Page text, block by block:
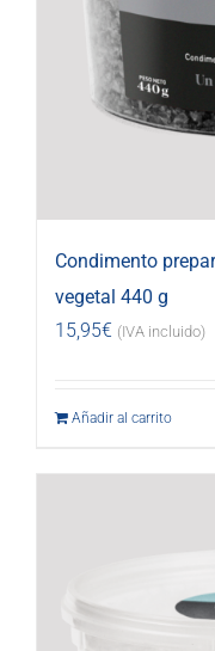
Condimento
vegetal 440 g
15,95€ (IVA incluido)
Añadir al carrito